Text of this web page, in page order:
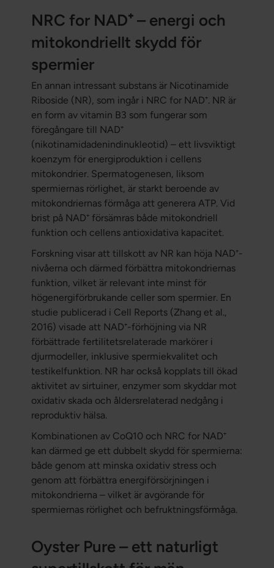
NRC for NAD⁺ – energi och
mitokondriellt skydd för
spermier
En annan intressant substans är Nicotinamide
Riboside (NR), som ingår i NRC for NAD⁺. NR är
en form av vitamin B3 som fungerar som
föregångare till NAD⁺
(nikotinamidadenindinukleotid) – ett livsviktigt
koenzym för energiproduktion i cellens
mitokondrier. Spermatogenesen, liksom
spermiernas rörlighet, är starkt beroende av
mitokondriernas förmåga att generera ATP. Vid
brist på NAD⁺ försämras både mitokondriell
funktion och cellens antioxidativa kapacitet.
Forskning visar att tillskott av NR kan höja NAD⁺-
nivåerna och därmed förbättra mitokondriernas
funktion, vilket är relevant inte minst för
högenergiförbrukande celler som spermier. En
studie publicerad i Cell Reports(Zhang et al.,
2016) visade att NAD⁺-förhöjning via NR
förbättrade fertilitetsrelaterade markörer i
djurmodeller, inklusive spermiekvalitet och
testikelfunktion. NR har också kopplats till ökad
aktivitet av sirtuiner, enzymer som skyddar mot
oxidativ skada och åldersrelaterad nedgång i
reproduktiv hälsa.
Kombinationen av CoQ10 och NRC for NAD⁺
kan därmed ge ett dubbelt skydd för spermierna:
både genom att minska oxidativ stress och
genom att förbättra energiförsörjningen i
mitokondrierna – vilket är avgörande för
spermiernas rörlighet och befruktningsförmåga.
Oyster Pure – ett naturligt